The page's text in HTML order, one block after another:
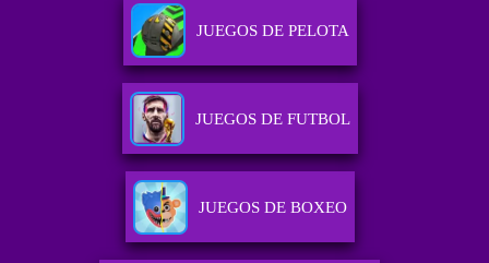
JUEGOS DE PELOTA
JUEGOS DE FUTBOL
JUEGOS DE BOXEO